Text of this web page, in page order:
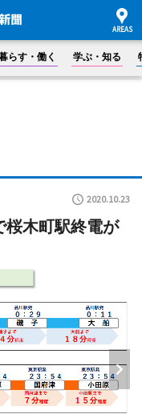
らす・働く 学ぶ・知る
2020.10.23
桜木町駅終電が